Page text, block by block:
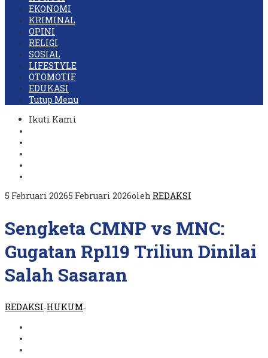
EKONOMI
KRIMINAL
OPINI
RELIGI
SOSIAL
LIFESTYLE
OTOMOTIF
EDUKASI
Tutup Menu
Ikuti Kami
5 Februari 20265 Februari 2026oleh REDAKSI
Sengketa CMNP vs MNC:
Gugatan Rp119 Triliun Dinilai
Salah Sasaran
REDAKSI-HUKUM-